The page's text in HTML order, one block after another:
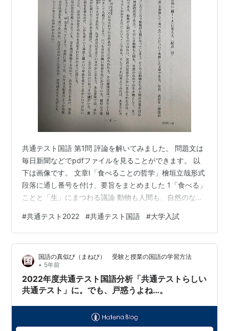
共通テスト国語 第1問 評論を解いてみました。 問題文は
毎日新聞などでpdfファイルを見ることができます。 以
下は画像です。 文章Ⅰ「食べることの哲学」檜垣立哉形式
段落に通し番号を付け、要旨をまとめました 1「食べる」
ことと「生」にまつわる議論 動物も人間も、自然のなか
宮沢賢治「よだかの星」は擬人化がなされ、その感情は
人間的 よだかはみなからいじめられ、孤立してしまう な
ぜ自分は生きているのか 鷹から自分の存在そのものを否
定される 3しかし、よだかは羽虫や甲虫を食べてしまう
なぜ自分のような存在が劣等感を持ちながらも他の生き
物を食べて生きてい…
#共通テスト2022 #共通テスト国語 #大学入試
国語の真似び（まねび） 受験と授業の国語の学習方法
• 5年前
2022年度共通テスト国語分析「共通テストらしい
共通テスト」に。でも、戸惑うよね…。